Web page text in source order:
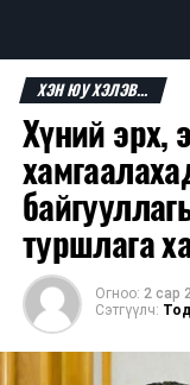
ХЭН ЮУ ХЭЛЭВ...
Хүний эрх,
туршлага
Огноо: 2 сар
Сэтгүүлч: